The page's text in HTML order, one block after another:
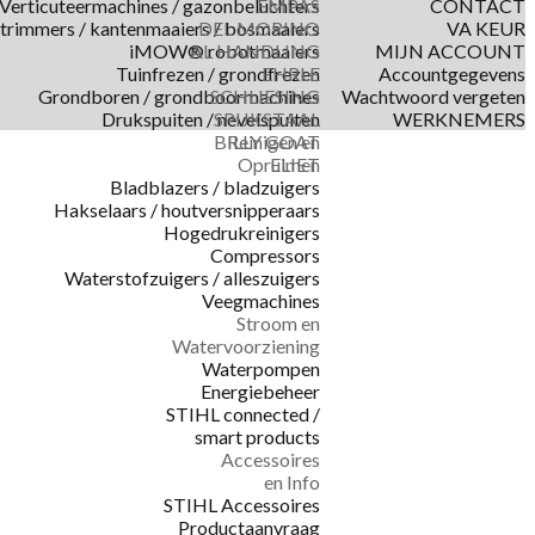
/ gazonbeluchters
/ kantenmaaiers / bosmaaiers
iMOW® robotmaaiers
Tuinfrezen / grondfrezen
Grondboren / grondboormachines
Drukspuiten / nevelspuiten
Reinigen en
Opruimen
Bladblazers / bladzuigers
Hakselaars / houtversnipperaars
Hogedrukreinigers
Compressors
Waterstofzuigers / alleszuigers
Veegmachines
Stroom en
Watervoorziening
Waterpompen
Energiebeheer
STIHL connected /
smart products
Accessoires
en Info
STIHL Accessoires
Productaanvraag
EMPAS
DEL MORINO
AL HANDLING
EHRLE
SCHLIESING
SPIJKSTAAL
BILLY GOAT
ELIET
CONTACT
VA KEUR
MIJN ACCOUNT
Accountgegevens
Wachtwoord vergeten
WERKNEMERS